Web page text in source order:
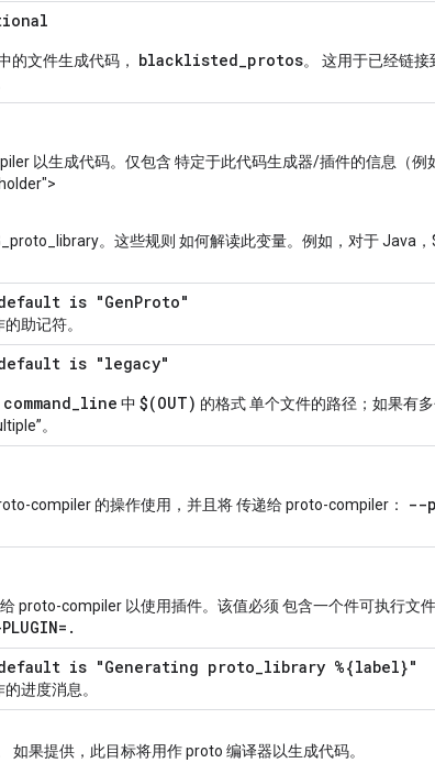
的文件生成代码， blacklisted_protos。 这用于已经链
以生成代码。仅包含 特定于此代码生成器/插件的信息（例
。这些规则 如何解读此变量。例如，对于 Java
is "GenProto"
助记符。
is "legacy"
command_line 中 $(OUT) 的格式 单个文件的路径；如果有
。
compiler 的操作使用，并且将 传递给 proto-compiler：
--
proto-compiler 以使用插件。该值必须 包含一个件可执行文件
.
is "Generating proto_library %{label}"
进度消息。
如果提供，此目标将用作 proto 编译器以生成代码。